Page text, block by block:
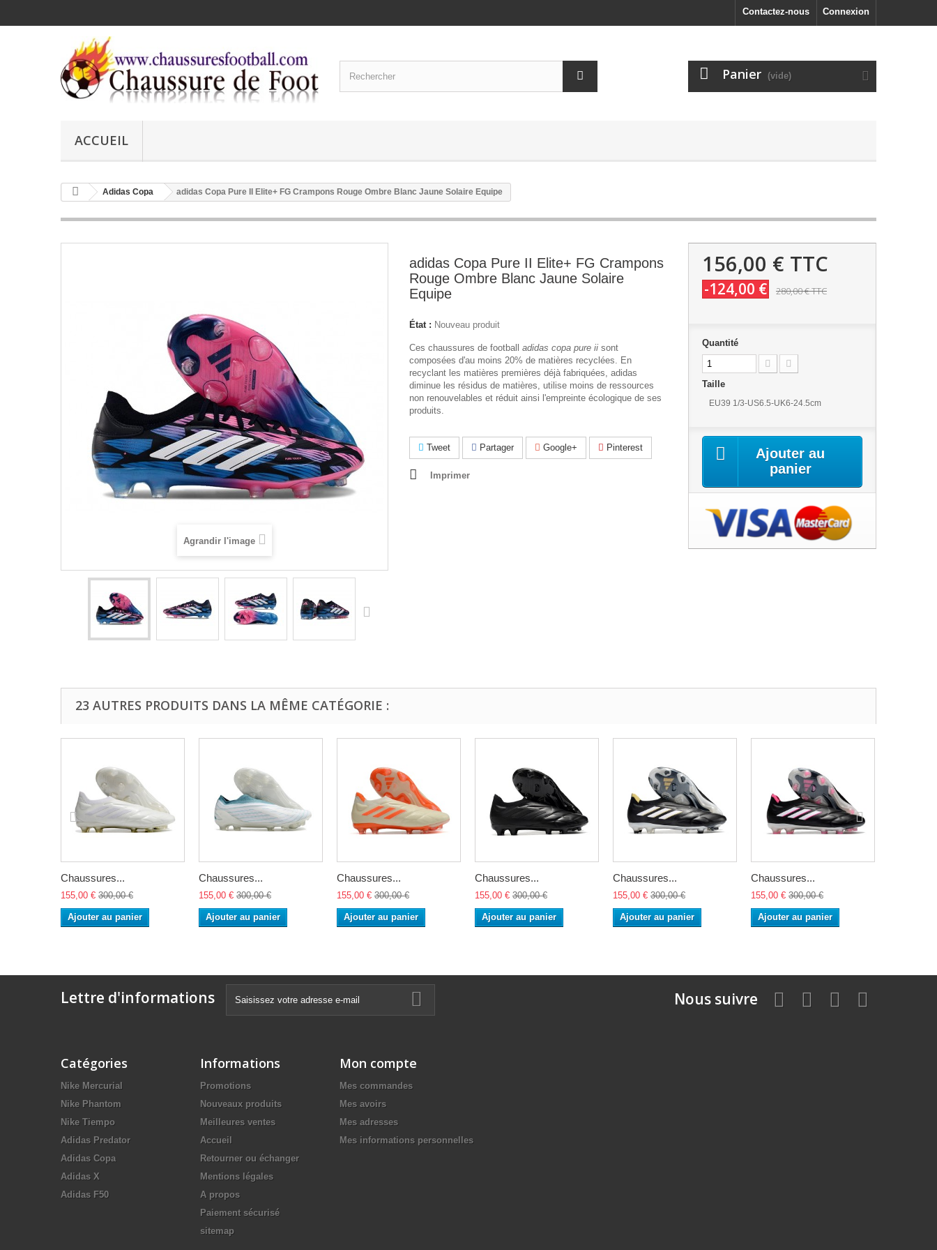
Connexion
Contactez-nous
Panier (vide)
ACCUEIL
Adidas Copa adidas Copa Pure II Elite+ FG Crampons Rouge Ombre Blanc Jaune Solaire Equipe
Agrandir l'image
adidas Copa Pure II Elite+ FG Crampons
Rouge Ombre Blanc Jaune Solaire
Equipe
État : Nouveau produit
Ces chaussures de football adidas copa pure ii sont
composées d'au moins 20% de matières recyclées. En
recyclant les matières premières déjà fabriquées, adidas
diminue les résidus de matières, utilise moins de ressources
non renouvelables et réduit ainsi l'empreinte écologique de ses
produits.
Tweet Partager Google+ Pinterest
Imprimer
156,00 € TTC
-124,00 € 280,00 €TTC
Quantité
Taille
EU39 1/3-US6.5-UK6-24.5cm
Ajouter au
panier
23 AUTRES PRODUITS DANS LA MÊME CATÉGORIE :
Chaussures...
155,00 € 300,00 €
Ajouter au panier
Chaussures...
155,00 € 300,00 €
Ajouter au panier
Chaussures...
155,00 € 300,00 €
Ajouter au panier
Chaussures...
155,00 € 300,00 €
Ajouter au panier
Chaussures...
155,00 € 300,00 €
Ajouter au panier
Chaussures...
155,00 € 300,00 €
Ajouter au panier
Lettre d'informations Nous suivre
Catégories
Nike Mercurial
Nike Phantom
Nike Tiempo
Adidas Predator
Adidas Copa
Adidas X
Adidas F50
Informations
Promotions
Nouveaux produits
Meilleures ventes
Accueil
Retourner ou échanger
Mentions légales
A propos
Paiement sécurisé
sitemap
Mon compte
Mes commandes
Mes avoirs
Mes adresses
Mes informations personnelles